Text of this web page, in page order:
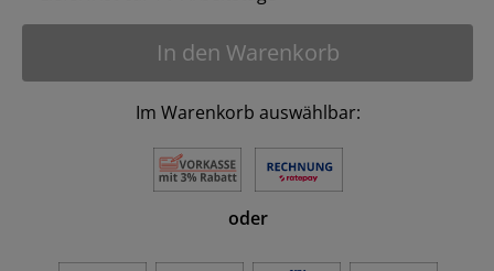
In den Warenkorb
Im Warenkorb auswählbar:
oder